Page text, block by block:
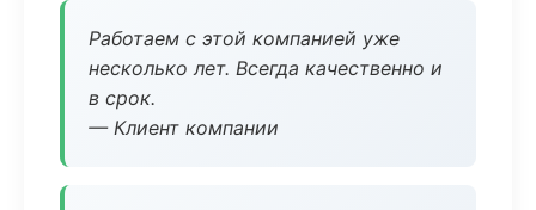
Работаем с этой компанией уже
несколько лет. Всегда качественно и
в срок.
— Клиент компании